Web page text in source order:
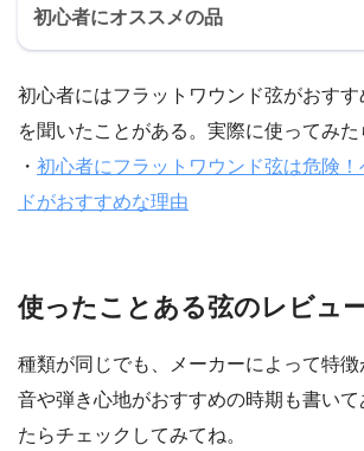
初心者にオススメの品
初心者にはフラットワウンド弦がおす
を聞いたことがある。実際に使ってみた
・ 初心者にフラットワウンド弦は危険
ドがおすすめな理由
使ったことある弦のレビュ
種類が同じでも、メーカーによって特徴
音や弾き心地がおすすめの時期も書い
たらチェックしてみてね。